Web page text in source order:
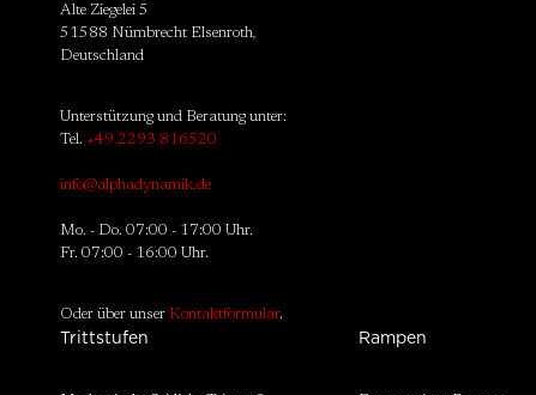
Alte Ziegelei 5
51588 Nümbrecht Elsenroth,
Deutschland
Unterstützung und Beratung unter:
Tel. +49 2293 816520
info@alphadynamik.de
Mo. - Do. 07:00 - 17:00 Uhr.
Fr. 07:00 - 16:00 Uhr.
Oder über unser Kontaktformular.
Trittstufen Rampen